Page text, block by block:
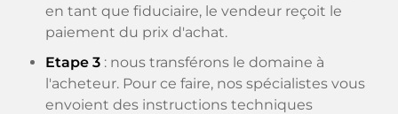
en tant que fiduciaire, le vendeur reçoit le
paiement du prix d'achat.
Etape 3 : nous transférons le domaine à
l'acheteur. Pour ce faire, nos spécialistes vous
envoient des instructions techniques